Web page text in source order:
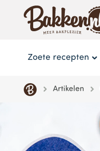
Zoete recepten
Artikelen